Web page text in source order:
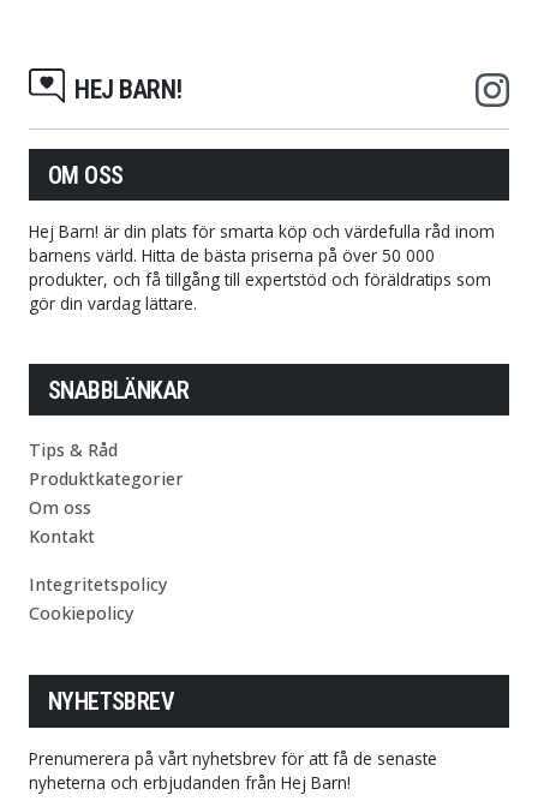
HEJ BARN!
OM OSS
Hej Barn! är din plats för smarta köp och värdefulla råd inom
barnens värld. Hitta de bästa priserna på över 50 000
produkter, och få tillgång till expertstöd och föräldratips som
gör din vardag lättare.
SNABBLÄNKAR
Tips & Råd
Produktkategorier
Om oss
Kontakt
Integritetspolicy
Cookiepolicy
NYHETSBREV
Prenumerera på vårt nyhetsbrev för att få de senaste
nyheterna och erbjudanden från Hej Barn!